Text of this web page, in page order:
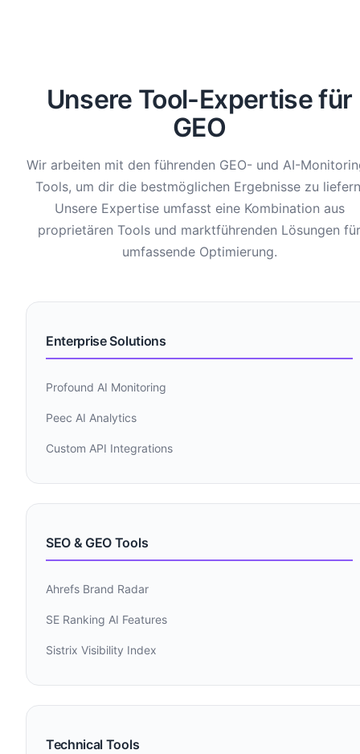
Unsere Tool-Expertise für
GEO
Wir arbeiten mit den führenden GEO- und AI-
Tools, um dir die bestmöglichen Ergebnisse zu
Unsere Expertise umfasst eine Kombination aus
proprietären Tools und marktführenden Lösungen für
umfassende Optimierung.
Enterprise Solutions
Profound AI Monitoring
Peec AI Analytics
Custom API Integrations
SEO & GEO Tools
Ahrefs Brand Radar
SE Ranking AI Features
Sistrix Visibility Index
Technical Tools